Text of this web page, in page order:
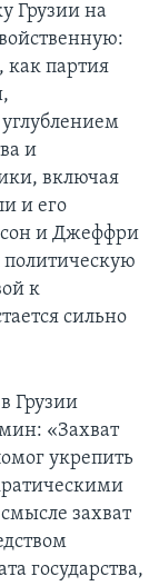
Грузии на
как партия
и
включая
и его
и Джеффри
к
сильно
Грузии
«Захват
укрепить
захват
государства,